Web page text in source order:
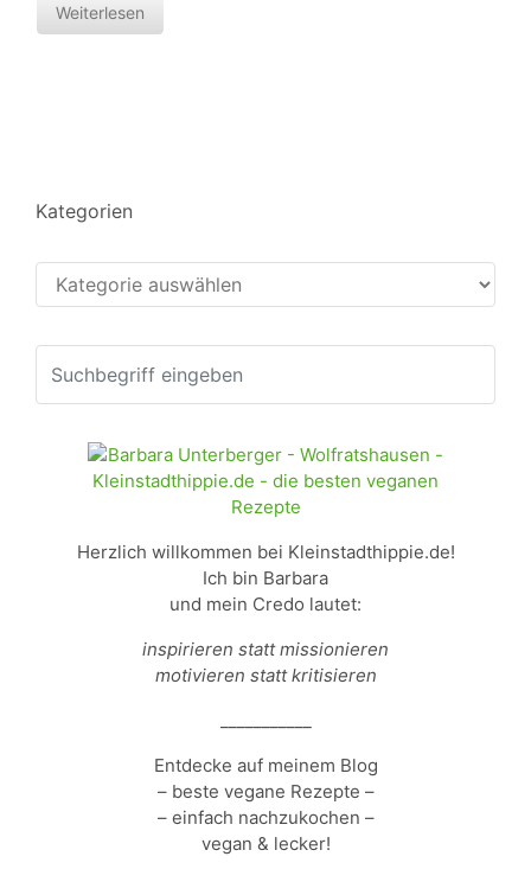
Weiterlesen
Kategorien
Kategorien
Herzlich willkommen bei Kleinstadthippie.de!
Ich bin Barbara
und mein Credo lautet:
inspirieren statt missionieren
motivieren statt kritisieren
Entdecke auf meinem Blog
– beste vegane Rezepte –
– einfach nachzukochen –
vegan & lecker!